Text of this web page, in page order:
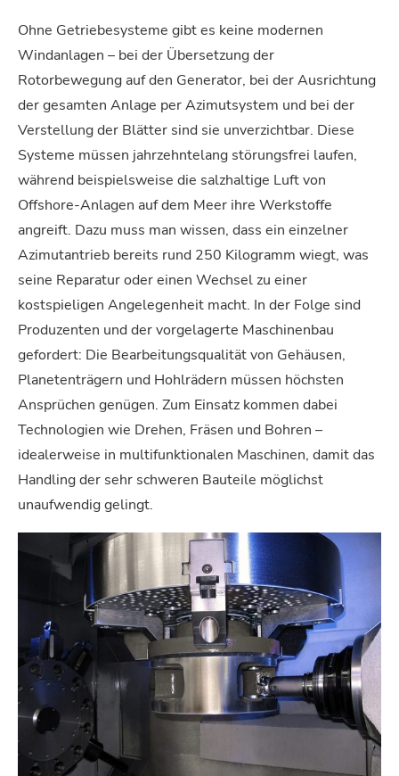
Ohne Getriebesysteme gibt es keine modernen
Windanlagen – bei der Übersetzung der
Rotorbewegung auf den Generator, bei der Ausrichtung
der gesamten Anlage per Azimutsystem und bei der
Verstellung der Blätter sind sie unverzichtbar. Diese
Systeme müssen jahrzehntelang störungsfrei laufen,
während beispielsweise die salzhaltige Luft von
Offshore-Anlagen auf dem Meer ihre Werkstoffe
angreift. Dazu muss man wissen, dass ein einzelner
Azimutantrieb bereits rund 250 Kilogramm wiegt, was
seine Reparatur oder einen Wechsel zu einer
kostspieligen Angelegenheit macht. In der Folge sind
Produzenten und der vorgelagerte Maschinenbau
gefordert: Die Bearbeitungsqualität von Gehäusen,
Planetenträgern und Hohlrädern müssen höchsten
Ansprüchen genügen. Zum Einsatz kommen dabei
Technologien wie Drehen, Fräsen und Bohren –
idealerweise in multifunktionalen Maschinen, damit das
Handling der sehr schweren Bauteile möglichst
unaufwendig gelingt.